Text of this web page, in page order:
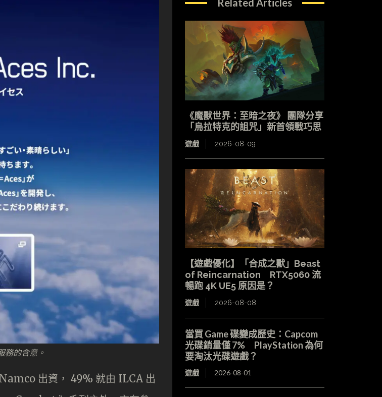
務的含意。
出資， 49% 就由 ILCA 出
Related Articles
《魔獸世界：至暗之夜》 團隊分享
「烏拉特克的詛咒」新首領戰巧思
遊戲 2026-08-09
【遊戲優化】「合成之獸」Beast
of Reincarnation RTX5060 流
暢跑 4K UE5 原因是？
遊戲 2026-08-08
當買 Game 碟變成歷史：Capcom
光碟銷量僅 7% PlayStation 為何
要淘汰光碟遊戲？
遊戲 2026-08-01